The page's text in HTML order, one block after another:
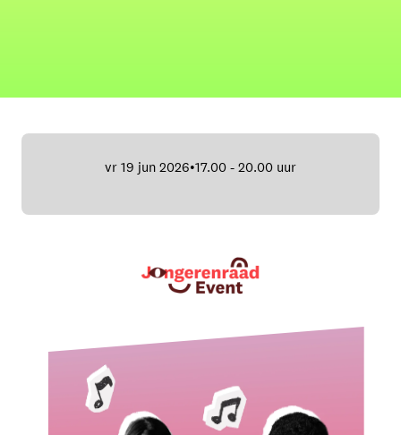
vr 19 jun 2026•17.00 - 20.00 uur